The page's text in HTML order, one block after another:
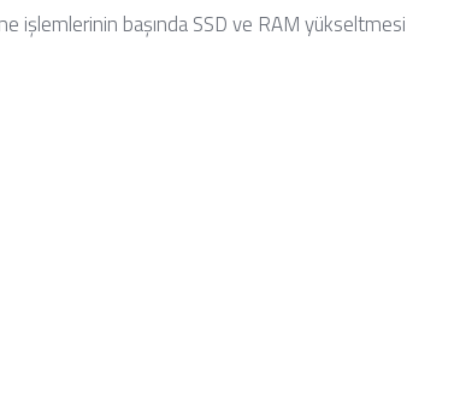
işlemlerinin başında SSD ve RAM yükseltmesi